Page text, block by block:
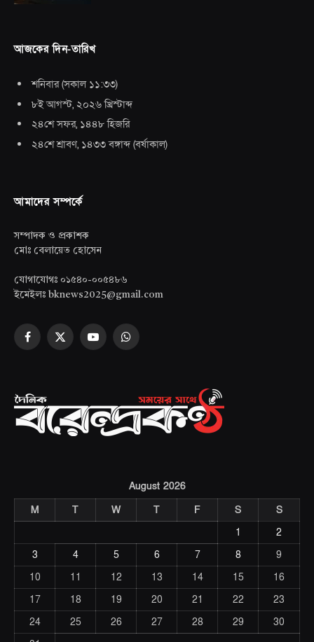
আজকের দিন-তারিখ
শনিবার(সকাল ১১:৩৩)
৮ই আগস্ট, ২০২৬ খ্রিস্টাব্দ
২৪শে সফর, ১৪৪৮ হিজরি
২৪শে শ্রাবণ, ১৪৩৩ বঙ্গাব্দ (বর্ষাকাল)
আমাদের সম্পর্কে
সম্পাদক ও প্রকাশক
মোঃ বেলায়েত হোসেন
যোগাযোগঃ ০১৫৪০-০০৫৪৮৬
ইমেইলঃ bknews2025@gmail.com
Facebook
X
YouTubeWhatsApp
August 2026
M
T W T F S
S
1
2
3
4 5 6 7 8
9
10
11 12 13 14 15
16
17
18 19 20 21 22
23
24
25 26 27 28 29
30